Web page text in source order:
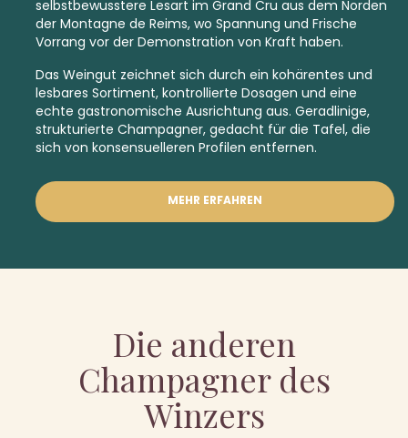
selbstbewusstere Lesart im Grand Cru aus dem Norden
der Montagne de Reims, wo Spannung und Frische
Vorrang vor der Demonstration von Kraft haben.
Das Weingut zeichnet sich durch ein kohärentes und
lesbares Sortiment, kontrollierte Dosagen und eine
echte gastronomische Ausrichtung aus. Geradlinige,
strukturierte Champagner, gedacht für die Tafel, die
sich von konsensuelleren Profilen entfernen.
MEHR ERFAHREN
Die anderen
Champagner des
Winzers